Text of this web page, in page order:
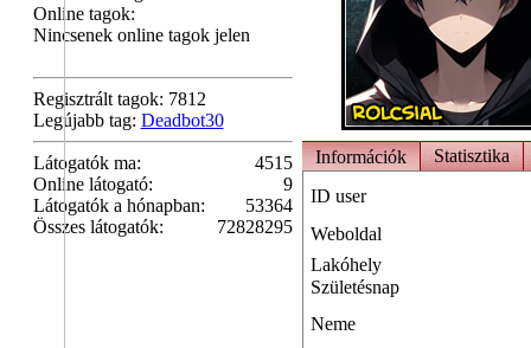
Online tagok:
Nincsenek online tagok jelen
Regisztrált tagok: 7812
Legújabb tag: Deadbot30
Látogatók ma:
4515
Online látogató:
9
Látogatók a hónapban:
53364
Összes látogatók:
72828295
Információk
Statisztika
ID user
Weboldal
Lakóhely
Születésnap
Neme